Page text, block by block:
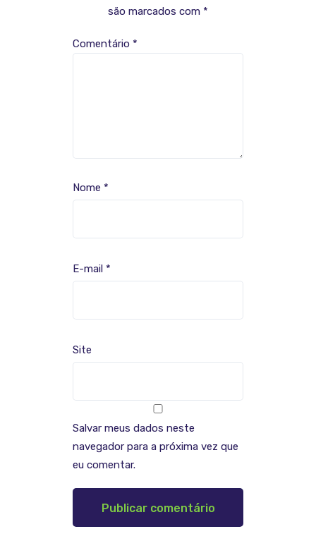
são marcados com *
Comentário *
Nome *
E-mail *
Site
Salvar meus dados neste
navegador para a próxima vez que
eu comentar.